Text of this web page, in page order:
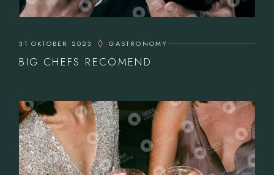
31 OKTOBER 2023 GASTRONOMY
BIG CHEFS RECOMEND